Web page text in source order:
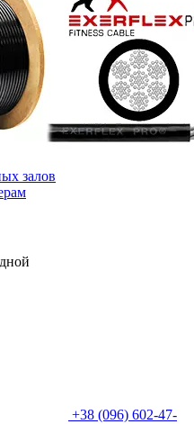
залов
+38 (096) 602-47-